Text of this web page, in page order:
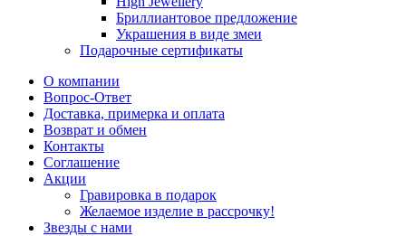
Бриллиантовое предложение
Украшения в виде змеи
Подарочные сертификаты
О компании
Вопрос-Ответ
Доставка, примерка и оплата
Возврат и обмен
Контакты
Соглашение
Акции
Гравировка в подарок
Желаемое изделие в рассрочку!
Звезды с нами